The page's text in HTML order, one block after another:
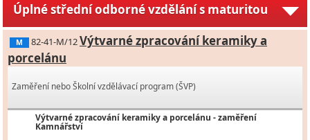
Úplné střední odborné vzdělání s maturitou
M 82-41-M/12Výtvarné zpracování keramiky a
porcelánu
Zaměření nebo Školní vzdělávací program (ŠVP)
Výtvarné zpracování keramiky a porcelánu - zaměření
Kamnářství